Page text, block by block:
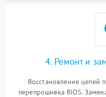
4. Ремонт и
Восстановление цепей
перепрошивка BIOS.